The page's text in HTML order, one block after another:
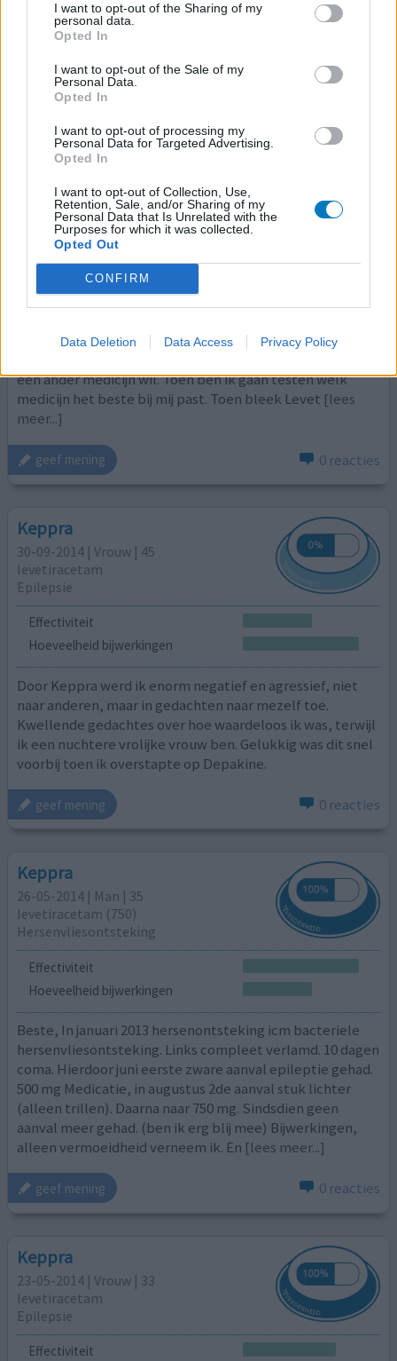
I want to opt-out of the Sharing of my
personal data.
Opted In
I want to opt-out of the Sale of my
Personal Data.
Opted In
I want to opt-out of processing my
Personal Data for Targeted Advertising.
Opted In
I want to opt-out of Collection, Use,
Retention, Sale, and/or Sharing of my
Personal Data that Is Unrelated with the
Purposes for which it was collected.
Opted Out
CONFIRM
Data Deletion Data Access Privacy Policy
meer...]
Keppra
19-11-2014 | Vrouw | 22
levetiracetam
Epilepsie
Effectiviteit
Hoeveelheid bijwerkingen
ik slikte eerst Depakine en daarvan werd ik heel erg
depressief, zelfmoord neigingen, looner en negatieve
medicijnen niet meer slikken zodat ik me niet meer zo
een ander medicijn wil. Toen ben ik gaan testen welk
medicijn het beste bij mij past. Toen bleek Levet [lees
meer...]
geef mening 0 reacties
Keppra
30-09-2014 | Vrouw | 45
levetiracetam
Epilepsie
Effectiviteit
Hoeveelheid bijwerkingen
Door Keppra werd ik enorm negatief en agressief, niet
naar anderen, maar in gedachten naar mezelf toe.
Kwellende gedachtes over hoe waardeloos ik was, terwijl
ik een nuchtere vrolijke vrouw ben. Gelukkig was dit snel
voorbij toen ik overstapte op Depakine.
geef mening 0 reacties
Keppra
26-05-2014 | Man | 35
levetiracetam (750)
Hersenvliesontsteking
Effectiviteit
Hoeveelheid bijwerkingen
Beste, In januari 2013 hersenontsteking icm bacteriele
hersenvliesontsteking. Links compleet verlamd. 10 dagen
coma. Hierdoor juni eerste zware aanval epileptie gehad.
500 mg Medicatie, in augustus 2de aanval stuk lichter
(alleen trillen). Daarna naar 750 mg. Sindsdien geen
aanval meer gehad. (ben ik erg blij mee) Bijwerkingen,
alleen vermoeidheid verneem ik. En [lees meer...]
geef mening 0 reacties
Keppra
23-05-2014 | Vrouw | 33
levetiracetam
Epilepsie
Effectiviteit